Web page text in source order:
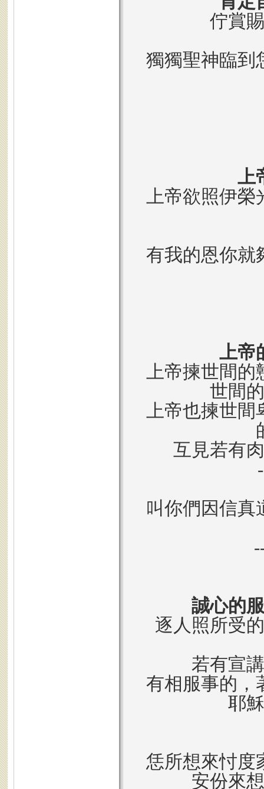
佇賞
獨獨聖神臨到
上
上帝欲照伊榮
有我的恩你就
上帝
上帝揀世間的
世間
上帝也揀世間
互見若有
叫你們因信真
誠心的
逐人照所受
若有宣
有相服事的，
耶
恁所想來忖度
安份來